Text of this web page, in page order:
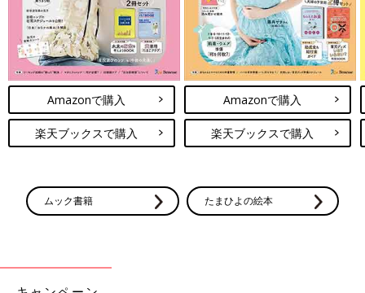
6年生のみっちゃんとママ
――今まで1番つらかったパニックを教えてください。
みっちゃんママ：小4〜6年生の間は、デイサービス通園する前
それまでみっちゃんにはイヤイヤ期や思春期がなく、自我を出し
の感情をパニックで表現するしかなかったのだと思います。
Amazonで購入
楽天ブックスで購入
Amazonで購入
楽天ブックスで購入
ムック書籍 たまひよの絵本